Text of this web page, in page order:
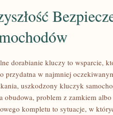
dorabianie kluczy to wsparcie,
przydatna w najmniej
uszkodzony kluczyk
obudowa, problem z zamkiem
kompletu to sytuacje, w